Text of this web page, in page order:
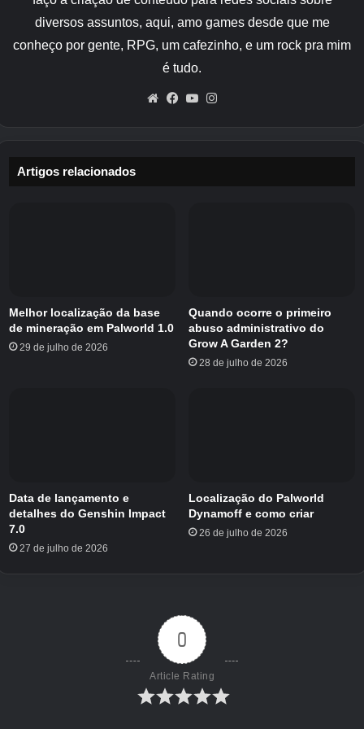
brilhante?
Shiny Mareep tem um design simples: e se
um rosa profundo, com rosto e pés azuis, e
escuras – algo brilhante que Mega Ampharos
copia.
Taxas de encontro do Shiny
As taxas de encontro brilhante para Mareep em
Pokémon Go dependem do método que você
diversos assuntos, aqui, amo games desde que me
conheço por gente, RPG, um cafezinho, e um rock pra mim
é tudo.
WebsiteFacebook
YouTube
Artigos relacionados
Melhor localização da base
de mineração em Palworld 1.0
29 de julho de 2026
Quando ocorre o primeiro
abuso administrativo do
Grow A Garden 2?
28 de julho de 2026
Data de lançamento e
detalhes do Genshin Impact
7.0
27 de julho de 2026
Localização do Palworld
Dynamoff e como criar
26 de julho de 2026
0
Article Rating